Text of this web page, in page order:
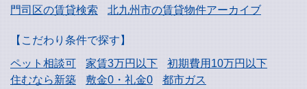
門司区の賃貸検索
北九州市の賃貸物件アーカイブ
【こだわり条件で探す】
ペット相談可
家賃3万円以下
初期費用10万円以下
住むなら新築
敷金0・礼金0
都市ガス